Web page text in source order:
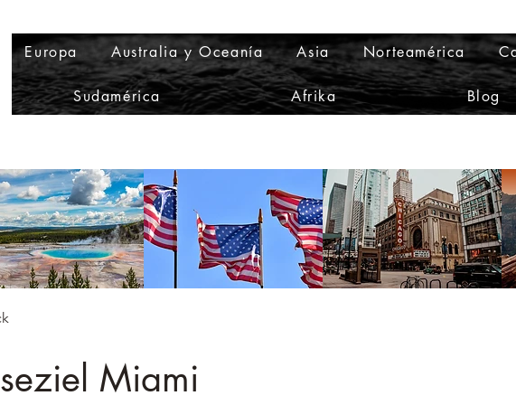
Europa Australia y Oceanía Asia Norteamérica
Sudamérica Afrika Blog
Miami